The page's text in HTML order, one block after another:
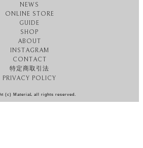
NEWS
ONLINE STORE
GUIDE
SHOP
ABOUT
INSTAGRAM
CONTACT
特定商取引法
PRIVACY POLICY
(c) MateriaL all rights reserved.